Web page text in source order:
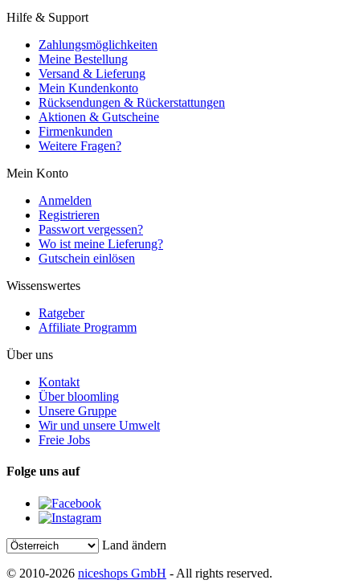
Hilfe & Support
Zahlungsmöglichkeiten
Meine Bestellung
Versand & Lieferung
Mein Kundenkonto
Rücksendungen & Rückerstattungen
Aktionen & Gutscheine
Firmenkunden
Weitere Fragen?
Mein Konto
Anmelden
Registrieren
Passwort vergessen?
Wo ist meine Lieferung?
Gutschein einlösen
Wissenswertes
Ratgeber
Affiliate Programm
Über uns
Kontakt
Über bloomling
Unsere Gruppe
Wir und unsere Umwelt
Freie Jobs
Folge uns auf
Land ändern
© 2010-2026 niceshops GmbH - All rights reserved.